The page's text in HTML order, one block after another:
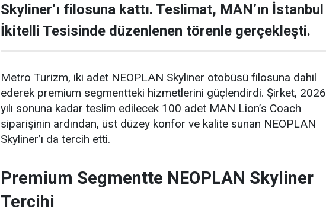
Skyliner’ı filosuna kattı. Teslimat, MAN’ın İstanbul
İkitelli Tesisinde düzenlenen törenle gerçekleşti.
Metro Turizm, iki adet NEOPLAN Skyliner otobüsü filosuna dahil
ederek premium segmentteki hizmetlerini güçlendirdi. Şirket, 2026
yılı sonuna kadar teslim edilecek 100 adet MAN Lion’s Coach
siparişinin ardından, üst düzey konfor ve kalite sunan NEOPLAN
Skyliner’ı da tercih etti.
Premium Segmentte NEOPLAN Skyliner
Tercihi